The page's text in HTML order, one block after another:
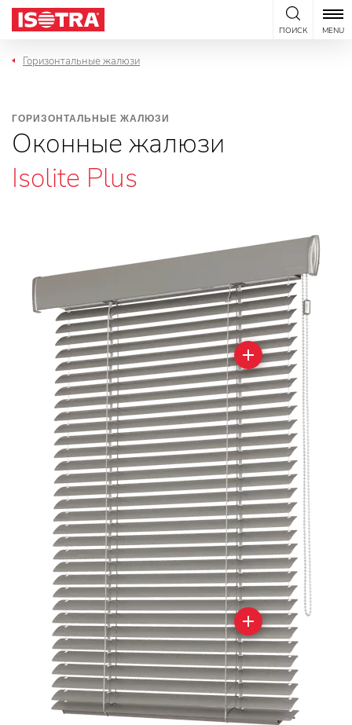
Перейти к содержанию
ПОИСК MENU
Горизонтальные жалюзи
ГОРИЗОНТАЛЬНЫЕ ЖАЛЮЗИ
Оконные жалюзи
Isolite Plus